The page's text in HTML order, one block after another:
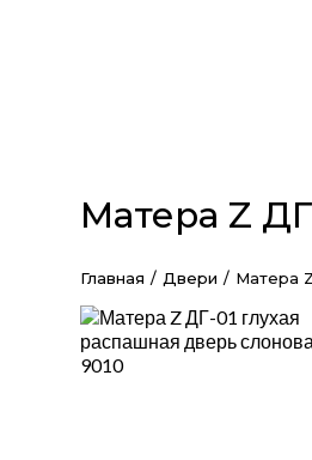
Матера Z
Главная / Двери / Матера